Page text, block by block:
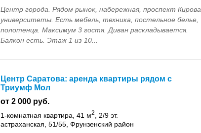
Центр города. Рядом рынок, набережная, проспект Кирова,
университеты. Есть мебель, техника, постельное белье,
полотенца. Максимум 3 гостя. Диван раскладывается.
Балкон есть. Этаж 1 из 10...
Центр Саратова: аренда квартиры рядом с
Триумф Мол
от 2 000 руб.
1-комнатная квартира, 41 м2
, 2/9 эт.
астраханская, 51/55, Фрунзенский район